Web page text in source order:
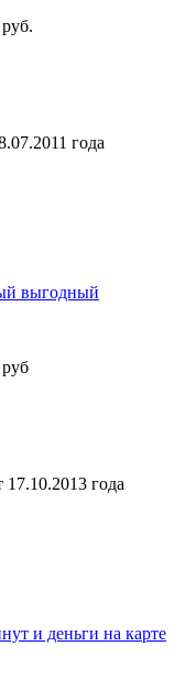
года
выгодный
года
и деньги на карте